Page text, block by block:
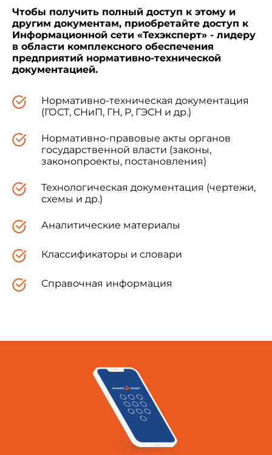
Чтобы получить полный доступ к этому и
другим документам, приобретайте доступ к
Информационной сети «Техэксперт» - лидеру
в области комплексного обеспечения
предприятий нормативно-технической
документацией.
Нормативно-техническая документация
(ГОСТ, СНиП, ГН, Р, ГЭСН и др.)
Нормативно-правовые акты органов
государственной власти (законы,
законопроекты, постановления)
Технологическая документация (чертежи,
схемы и др.)
Аналитические материалы
Классификаторы и словари
Справочная информация